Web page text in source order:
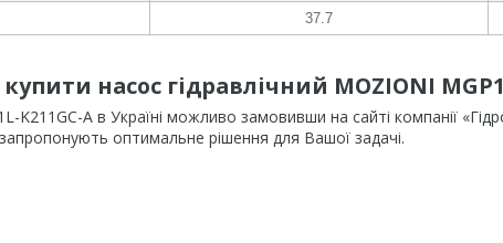
37.7
насос гідравлічний MOZIONI
K211GC-A в Україні можливо замовивши на сайті компанії
запропонують оптимальне рішення для Вашої задачі.